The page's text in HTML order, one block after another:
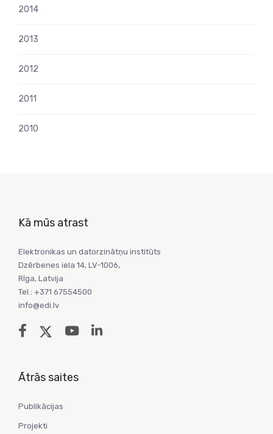
2014
2013
2012
2011
2010
Kā mūs atrast
Elektronikas un datorzinātņu institūts
Dzērbenes iela 14, LV-1006,
Rīga, Latvija
Tel.: +371 67554500
info@edi.lv
Ātrās saites
Publikācijas
Projekti